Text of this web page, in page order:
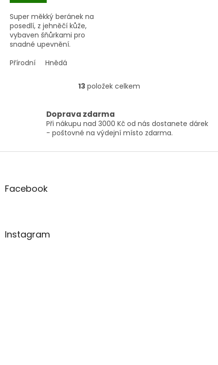
Super měkký beránek na
posedlí, z jehněčí kůže,
vybaven šňůrkami pro
snadné upevnění.
Přírodní
Hnědá
O
á
d
a
í
13položek celkem
Doprava zdarma
Při nákupu nad 3000 Kč od nás dostanete dárek
- poštovné na výdejní místo zdarma.
Z
aFacebook
Instagram